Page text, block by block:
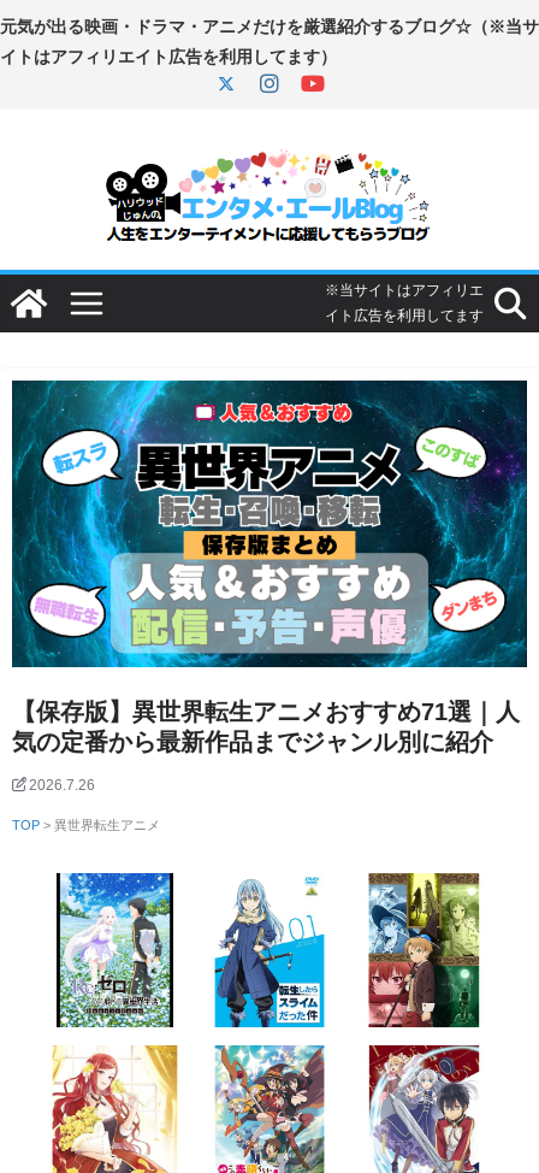
コ
ン
プ
【保存版】異世界転生アニメおすすめ71選｜人
気の定番から最新作品までジャンル別に紹介
2026.7.26
TOP > 異世界転生アニメ